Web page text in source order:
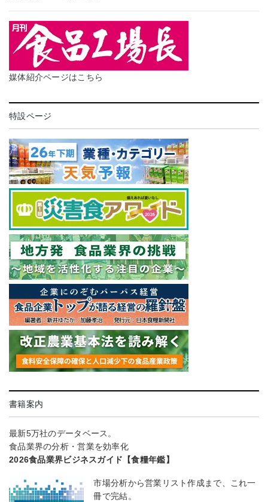
媒体紹介ページはこちら
特設ページ
書籍案内
最新5万社のデータベース。
食品業界の分析・営業を効率化
2026食品業界ビジネスガイド【食糧年鑑】
市場分析から営業リスト作成まで、これ一
冊で完結。